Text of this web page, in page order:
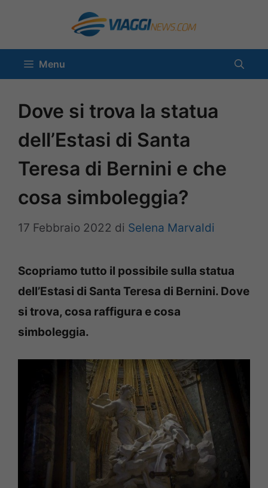
contenuto
Menu
Dove si trova la statua
dell’Estasi di Santa
Teresa di Bernini e che
cosa simboleggia?
17 Febbraio 2022 di Selena Marvaldi
Scopriamo tutto il possibile sulla statua
dell’Estasi di Santa Teresa di Bernini. Dove
si trova, cosa raffigura e cosa
simboleggia.